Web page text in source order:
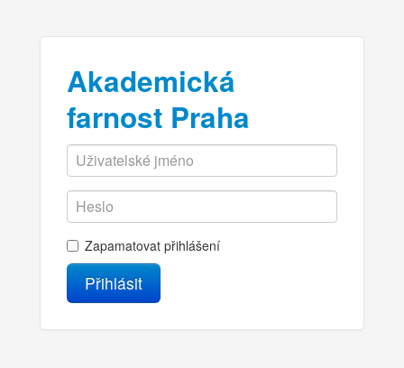
Akademická
farnost Praha
Zapamatovat přihlášení
Přihlásit